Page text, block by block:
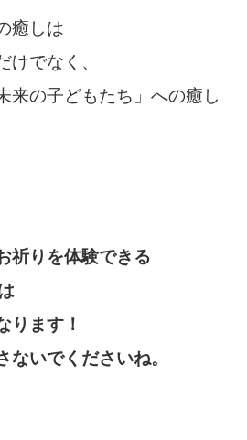
癒しは
けでなく、
来の子どもたち」への癒し
祈りを体験できる
ります！
ないでくださいね。